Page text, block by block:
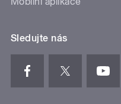
Sledujte nás